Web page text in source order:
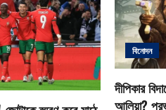
বিনোদন
দীপিকার
আলিয়া?